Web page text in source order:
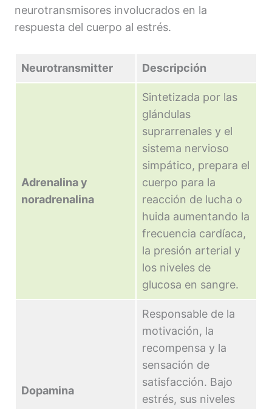
neurotransmisores involucrados en la
respuesta del cuerpo al estrés.
Neurotransmitter Descripción
Adrenalina y
noradrenalina
Sintetizada por las
glándulas
suprarrenales y el
sistema nervioso
simpático, prepara el
cuerpo para la
reacción de lucha o
huida aumentando la
frecuencia cardíaca,
la presión arterial y
los niveles de
glucosa en sangre.
Dopamina
Responsable de la
motivación, la
recompensa y la
sensación de
satisfacción. Bajo
estrés, sus niveles